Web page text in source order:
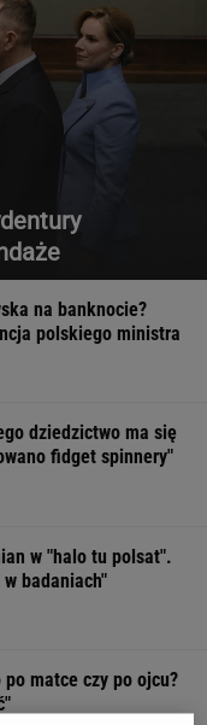
na banknocie?
polskiego ministra
dziedzictwo ma się
fidget spinnery"
w "halo tu polsat".
badaniach"
po matce czy po ojcu?